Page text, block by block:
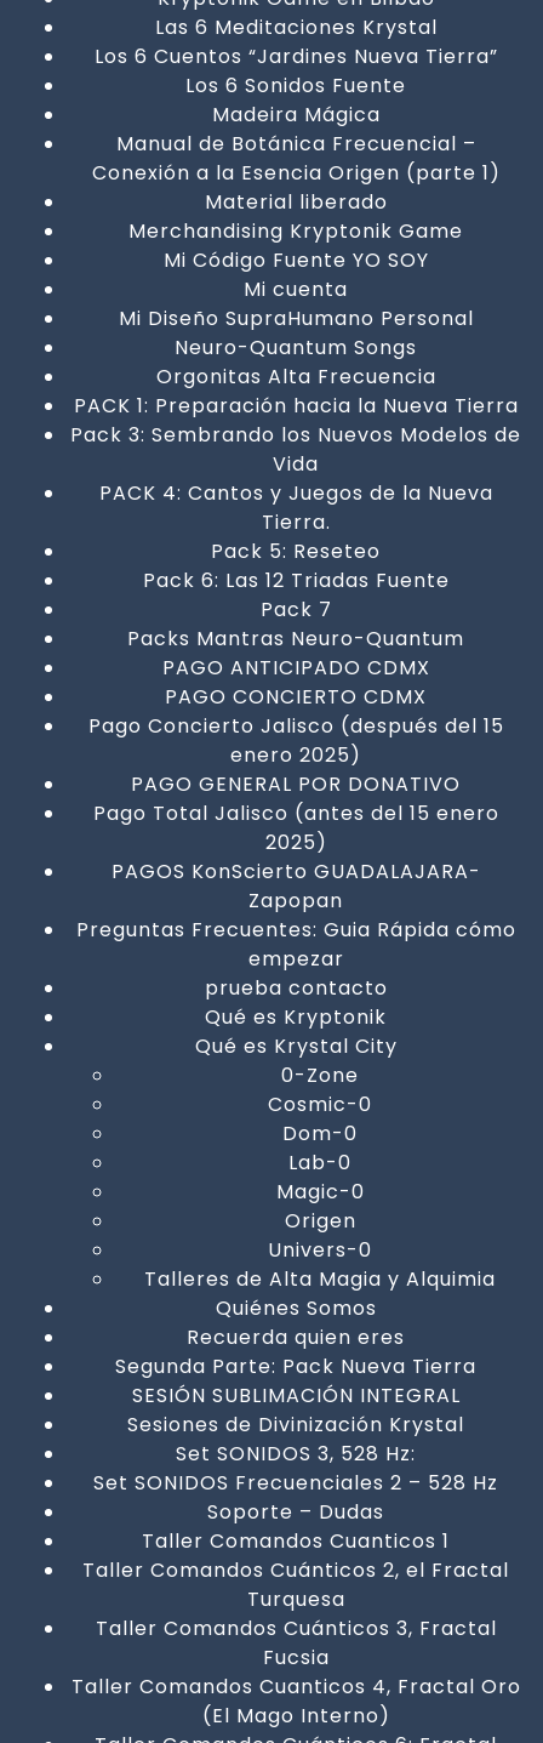
Las 6 Meditaciones Krystal
Los 6 Cuentos “Jardines Nueva Tierra”
Los 6 Sonidos Fuente
Madeira Mágica
Manual de Botánica Frecuencial –
Conexión a la Esencia Origen (parte 1)
Material liberado
Merchandising Kryptonik Game
Mi Código Fuente YO SOY
Mi cuenta
Mi Diseño SupraHumano Personal
Neuro-Quantum Songs
Orgonitas Alta Frecuencia
PACK 1: Preparación hacia la Nueva Tierra
Pack 3: Sembrando los Nuevos Modelos de
Vida
PACK 4: Cantos y Juegos de la Nueva
Tierra.
Pack 5: Reseteo
Pack 6: Las 12 Triadas Fuente
Pack 7
Packs Mantras Neuro-Quantum
PAGO ANTICIPADO CDMX
PAGO CONCIERTO CDMX
Pago Concierto Jalisco (después del 15
enero 2025)
PAGO GENERAL POR DONATIVO
Pago Total Jalisco (antes del 15 enero
2025)
PAGOS KonScierto GUADALAJARA-
Zapopan
Preguntas Frecuentes: Guia Rápida cómo
empezar
prueba contacto
Qué es Kryptonik
Qué es Krystal City
0-Zone
Cosmic-0
Dom-0
Lab-0
Magic-0
Origen
Univers-0
Talleres de Alta Magia y Alquimia
Quiénes Somos
Recuerda quien eres
Segunda Parte: Pack Nueva Tierra
SESIÓN SUBLIMACIÓN INTEGRAL
Sesiones de Divinización Krystal
Set SONIDOS 3, 528 Hz:
Set SONIDOS Frecuenciales 2 – 528 Hz
Soporte – Dudas
Taller Comandos Cuanticos 1
Taller Comandos Cuánticos 2, el Fractal
Turquesa
Taller Comandos Cuánticos 3, Fractal
Fucsia
Taller Comandos Cuanticos 4, Fractal Oro
(El Mago Interno)